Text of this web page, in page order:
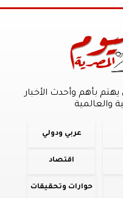
يهتم بأهم وأحدث الأخبار
والعالمية
عربي ودولي
اقتصاد
حوارات وتحقيقات